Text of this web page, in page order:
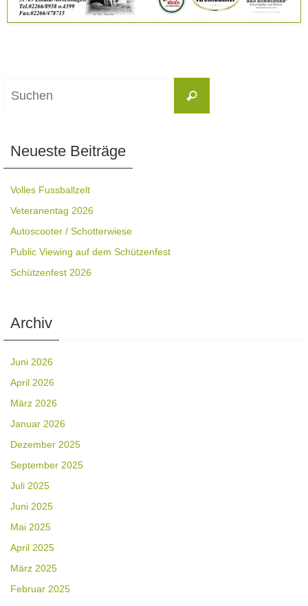
Suchen
Neueste Beiträge
Volles Fussballzelt
Veteranentag 2026
Autoscooter / Schotterwiese
Public Viewing auf dem Schützenfest
Schützenfest 2026
Archiv
Juni 2026
April 2026
März 2026
Januar 2026
Dezember 2025
September 2025
Juli 2025
Juni 2025
Mai 2025
April 2025
März 2025
Februar 2025